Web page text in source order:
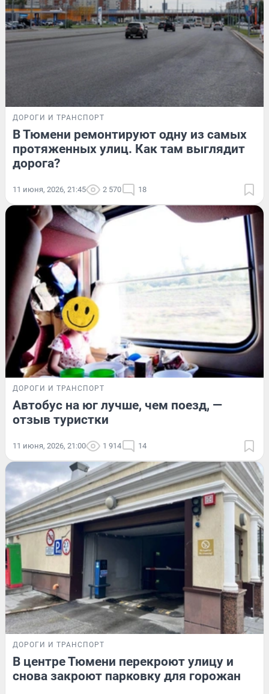
ДОРОГИ И ТРАНСПОРТ
В Тюмени ремонтируют одну из самых
протяженных улиц. Как там выглядит
дорога?
11 июня, 2026, 21:45 2 570 18
ДОРОГИ И ТРАНСПОРТ
Автобус на юг лучше, чем поезд, —
отзыв туристки
11 июня, 2026, 21:00 1 914 14
ДОРОГИ И ТРАНСПОРТ
В центре Тюмени перекроют улицу и
снова закроют парковку для горожан